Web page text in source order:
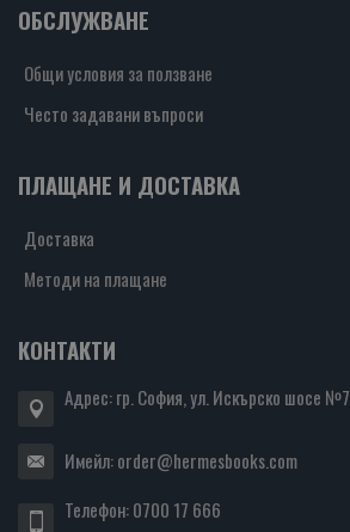
ОБСЛУЖВАНЕ
Общи условия за ползване
Често задавани въпроси
ПЛАЩАНЕ И ДОСТАВКА
Доставка
Методи на плащане
КОНТАКТИ
Адрес: гр. София, ул. Искърско шосе №7
Имейл:order@hermesbooks.com
Телефон:0700 17 666